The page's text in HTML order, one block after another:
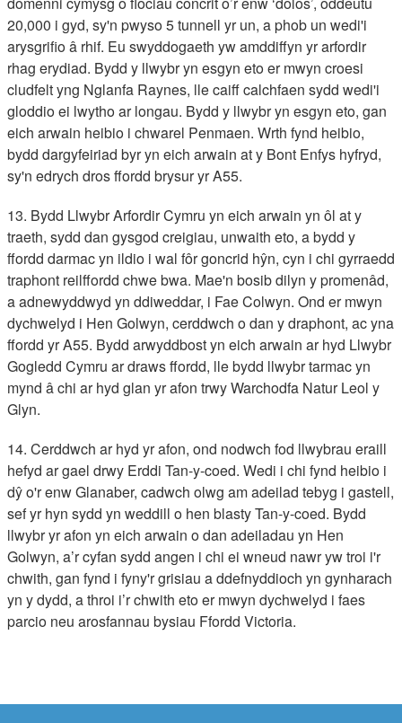
20,000 i gyd, sy'n pwyso 5 tunnell yr un, a phob un wedi'i
arysgrifio â rhif. Eu swyddogaeth yw amddiffyn yr arfordir
rhag erydiad. Bydd y llwybr yn esgyn eto er mwyn croesi
cludfelt yng Nglanfa Raynes, lle caiff calchfaen sydd wedi'i
gloddio ei lwytho ar longau. Bydd y llwybr yn esgyn eto, gan
eich arwain heibio i chwarel Penmaen. Wrth fynd heibio,
bydd dargyfeiriad byr yn eich arwain at y Bont Enfys hyfryd,
sy'n edrych dros ffordd brysur yr A55.
13. Bydd Llwybr Arfordir Cymru yn eich arwain yn ôl at y
traeth, sydd dan gysgod creigiau, unwaith eto, a bydd y
ffordd darmac yn ildio i wal fôr goncrid hŷn, cyn i chi gyrraedd
traphont reilffordd chwe bwa. Mae'n bosib dilyn y promenâd,
a adnewyddwyd yn ddiweddar, i Fae Colwyn. Ond er mwyn
dychwelyd i Hen Golwyn, cerddwch o dan y draphont, ac yna
ffordd yr A55. Bydd arwyddbost yn eich arwain ar hyd Llwybr
Gogledd Cymru ar draws ffordd, lle bydd llwybr tarmac yn
mynd â chi ar hyd glan yr afon trwy Warchodfa Natur Leol y
Glyn.
14. Cerddwch ar hyd yr afon, ond nodwch fod llwybrau eraill
hefyd ar gael drwy Erddi Tan-y-coed. Wedi i chi fynd heibio i
dŷ o'r enw Glanaber, cadwch olwg am adeilad tebyg i gastell,
sef yr hyn sydd yn weddill o hen blasty Tan-y-coed. Bydd
llwybr yr afon yn eich arwain o dan adeiladau yn Hen
Golwyn, a’r cyfan sydd angen i chi ei wneud nawr yw troi i'r
chwith, gan fynd i fyny'r grisiau a ddefnyddioch yn gynharach
yn y dydd, a throi i’r chwith eto er mwyn dychwelyd i faes
parcio neu arosfannau bysiau Ffordd Victoria.